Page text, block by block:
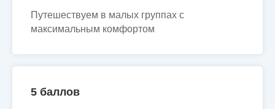
Путешествуем в малых группах с
максимальным комфортом
5 баллов